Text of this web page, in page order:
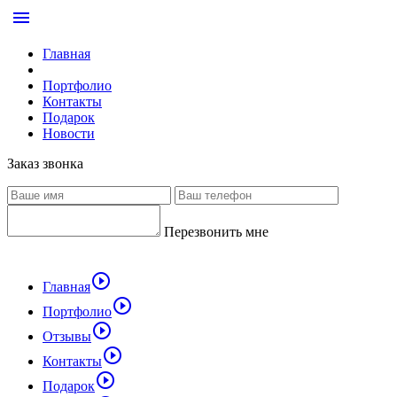
menu
Главная
Портфолио
Контакты
Подарок
Новости
Заказ звонка
Перезвонить мне
Главнаяplay_circle_outline
Портфолиоplay_circle_outline
Отзывыplay_circle_outline
Контактыplay_circle_outline
Подарокplay_circle_outline